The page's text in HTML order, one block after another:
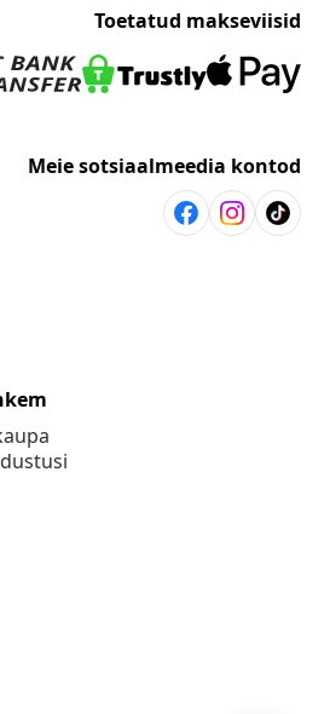
Toetatud makseviisid
Meie sotsiaalmeedia kontod